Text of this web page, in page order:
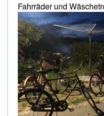
Fahrräder und